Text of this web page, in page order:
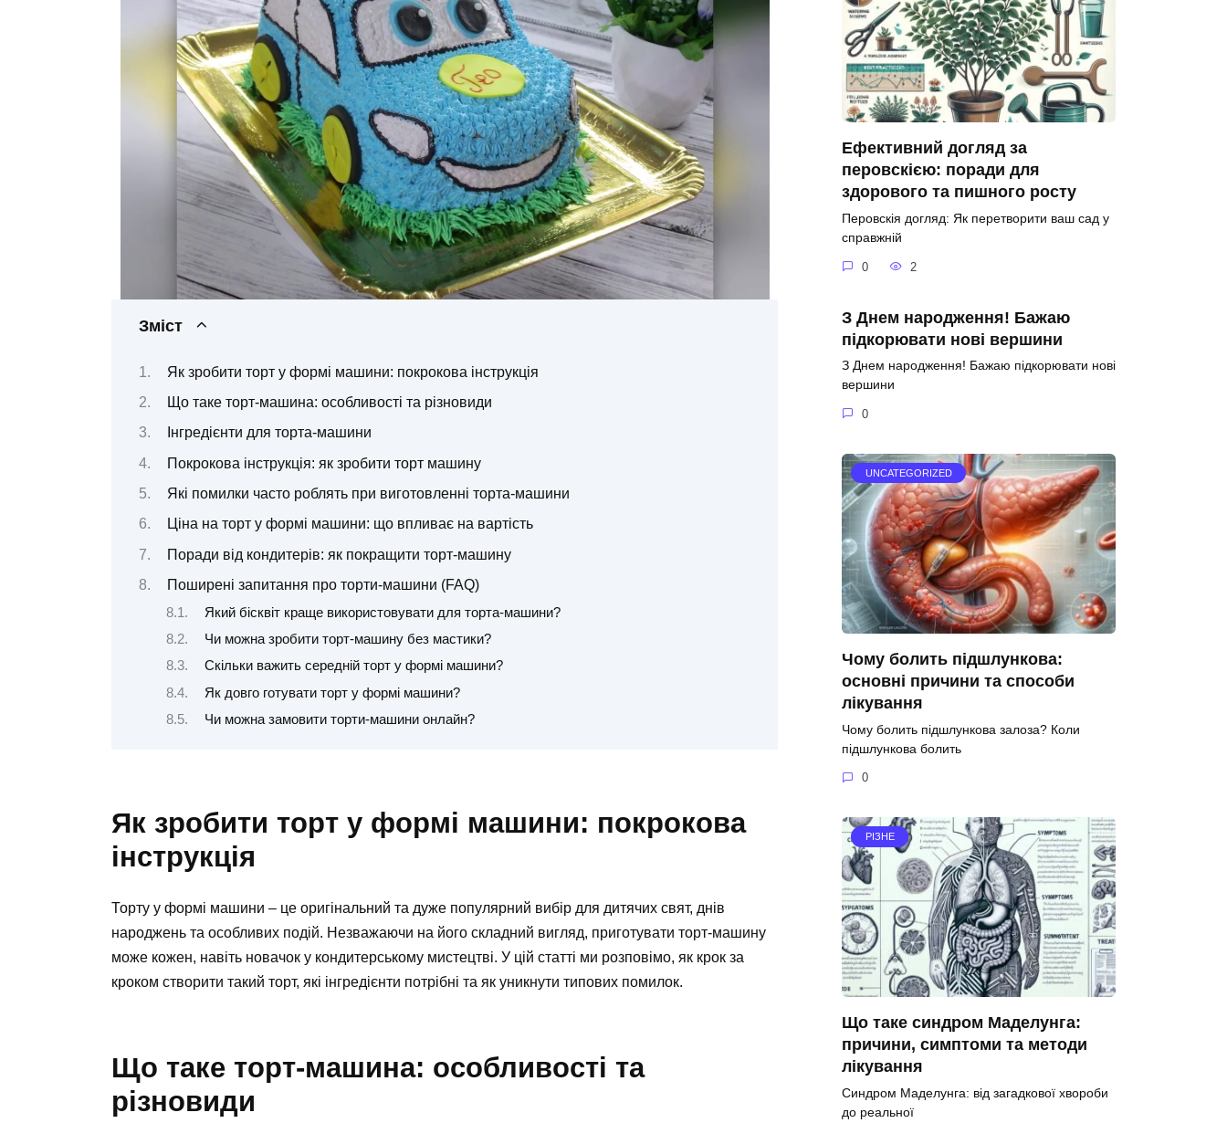
Зміст
Як зробити торт у формі машини: покрокова інструкція
Що таке торт-машина: особливості та різновиди
Інгредієнти для торта-машини
Покрокова інструкція: як зробити торт машину
Які помилки часто роблять при виготовленні торта-машини
Ціна на торт у формі машини: що впливає на вартість
Поради від кондитерів: як покращити торт-машину
Поширені запитання про торти-машини (FAQ)
Який бісквіт краще використовувати для торта-машини?
Чи можна зробити торт-машину без мастики?
Скільки важить середній торт у формі машини?
Як довго готувати торт у формі машини?
Чи можна замовити торти-машини онлайн?
Як зробити торт у формі машини: покрокова
інструкція
Торту у формі машини – це оригінальний та дуже популярний вибір для дитячих свят, днів
народжень та особливих подій. Незважаючи на його складний вигляд, приготувати торт-машину
може кожен, навіть новачок у кондитерському мистецтві. У цій статті ми розповімо, як крок за
кроком створити такий торт, які інгредієнти потрібні та як уникнути типових помилок.
Що таке торт-машина: особливості та
різновиди
Ефективний догляд за
перовскією: поради для
здорового та пишного росту
Перовскія догляд: Як перетворити ваш сад у
справжній
0 2
З Днем народження! Бажаю
підкорювати нові вершини
З Днем народження! Бажаю підкорювати нові
вершини
0
UNCATEGORIZED
Чому болить підшлункова:
основні причини та способи
лікування
Чому болить підшлункова залоза? Коли
підшлункова болить
0
РІЗНЕ
Що таке синдром Маделунга:
причини, симптоми та методи
лікування
Синдром Маделунга: від загадкової хвороби
до реальної